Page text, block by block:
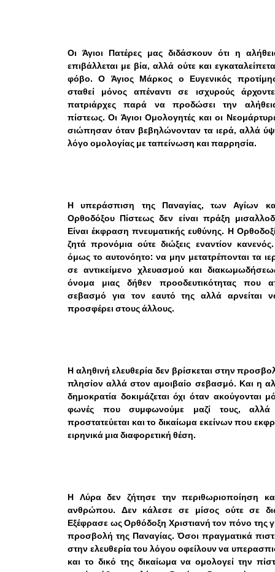
Οι Άγιοι Πατέρες μας διδάσκουν ότι η
επιβάλλεται με βία, αλλά ούτε και
φόβο. Ο Άγιος Μάρκος ο Ευγενικός
σταθεί μόνος απέναντι σε ισχυρούς
πατριάρχες παρά να προδώσει την
πίστεως. Οι Άγιοι Ομολογητές και οι
σιώπησαν όταν βεβηλώνονταν τα ιερά, αλλά
λόγο ομολογίας με ταπείνωση και παρρησία.
Η υπεράσπιση της Παναγίας, των Αγίων
Ορθοδόξου Πίστεως δεν είναι πράξη
Είναι έκφραση πνευματικής ευθύνης. Η
ζητά προνόμια ούτε διώξεις εναντίον
όμως το αυτονόητο: να μην μετατρέπονται τα
σε αντικείμενο χλευασμού και
όνομα μιας δήθεν προοδευτικότητας που
σεβασμό για τον εαυτό της αλλά αρνείται
προσφέρει στους άλλους.
Η αληθινή ελευθερία δεν βρίσκεται στην
πλησίον αλλά στον αμοιβαίο σεβασμό. Και η
δημοκρατία δοκιμάζεται όχι όταν ακούγονται
φωνές που συμφωνούμε μαζί τους, αλλά
προστατεύεται και το δικαίωμα εκείνων που
ειρηνικά μια διαφορετική θέση.
Η Λύρα δεν ζήτησε την περιθωριοποίηση
ανθρώπου. Δεν κάλεσε σε μίσος ούτε σε
Εξέφρασε ως Ορθόδοξη Χριστιανή τον πόνο της
προσβολή της Παναγίας. Όσοι πραγματικά
στην ελευθερία του λόγου οφείλουν να
και το δικό της δικαίωμα να ομολογεί την